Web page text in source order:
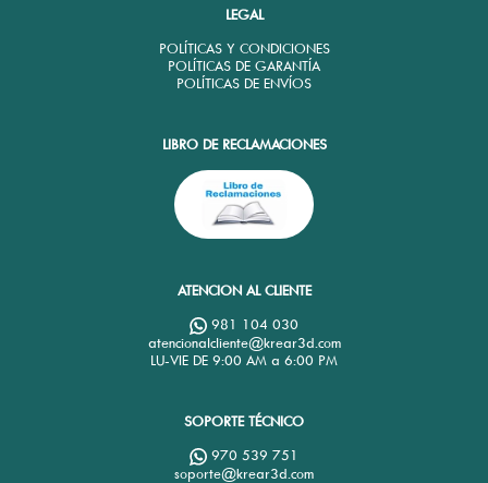
LEGAL
POLÍTICAS Y CONDICIONES
POLÍTICAS DE GARANTÍA
POLÍTICAS DE ENVÍOS
LIBRO DE RECLAMACIONES
ATENCION AL CLIENTE
981 104 030
atencionalcliente@krear3d.com
LU-VIE DE 9:00 AM a 6:00 PM
SOPORTE TÉCNICO
970 539 751
soporte@krear3d.com